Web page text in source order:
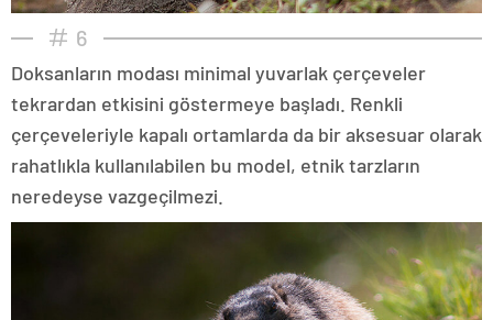
6
Doksanların modası minimal yuvarlak çerçeveler
tekrardan etkisini göstermeye başladı. Renkli
çerçeveleriyle kapalı ortamlarda da bir aksesuar olarak
rahatlıkla kullanılabilen bu model, etnik tarzların
neredeyse vazgeçilmezi.